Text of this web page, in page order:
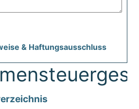
& Haftungsausschluss